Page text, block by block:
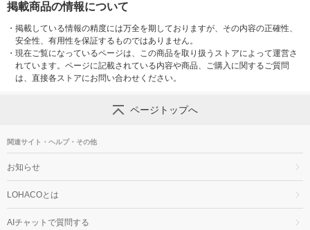
掲載商品の情報について
・ 掲載している情報の精度には万全を期しておりますが、その内容の正確性、
安全性、有用性を保証するものではありません。
・ 現在ご覧になっているページは、この商品を取り扱うストアによって運営さ
れています。ページに記載されている内容や商品、ご購入に関するご質問
は、直接各ストアにお問い合わせください。
ページトップへ
関連サイト・ヘルプ・その他
お知らせ
LOHACOとは
AIチャットで質問する